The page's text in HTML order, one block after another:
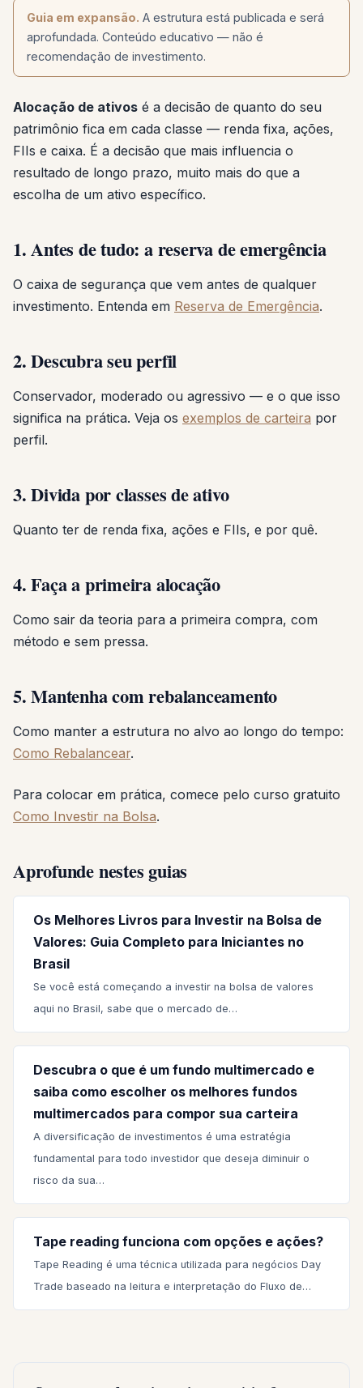
Guia em expansão. A estrutura está publicada e será
aprofundada. Conteúdo educativo — não é
recomendação de investimento.
Alocação de ativos é a decisão de quanto do seu
patrimônio fica em cada classe — renda fixa, ações,
FIIs e caixa. É a decisão que mais influencia o
resultado de longo prazo, muito mais do que a
escolha de um ativo específico.
1. Antes de tudo: a reserva de emergência
O caixa de segurança que vem antes de qualquer
investimento. Entenda em Reserva de Emergência.
2. Descubra seu perfil
Conservador, moderado ou agressivo — e o que isso
significa na prática. Veja os exemplos de carteira por
perfil.
3. Divida por classes de ativo
Quanto ter de renda fixa, ações e FIIs, e por quê.
4. Faça a primeira alocação
Como sair da teoria para a primeira compra, com
método e sem pressa.
5. Mantenha com rebalanceamento
Como manter a estrutura no alvo ao longo do tempo:
Como Rebalancear.
Para colocar em prática, comece pelo curso gratuito
Como Investir na Bolsa.
Aprofunde nestes guias
Os Melhores Livros para Investir na Bolsa de
Valores: Guia Completo para Iniciantes no
Brasil
Se você está começando a investir na bolsa de valores
aqui no Brasil, sabe que o mercado de…
Descubra o que é um fundo multimercado e
saiba como escolher os melhores fundos
multimercados para compor sua carteira
A diversificação de investimentos é uma estratégia
fundamental para todo investidor que deseja diminuir o
risco da sua…
Tape reading funciona com opções e ações?
Tape Reading é uma técnica utilizada para negócios Day
Trade baseado na leitura e interpretação do Fluxo de…